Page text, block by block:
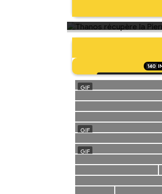
140